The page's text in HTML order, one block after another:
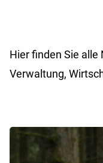
Hier finden Sie alle
Verwaltung,